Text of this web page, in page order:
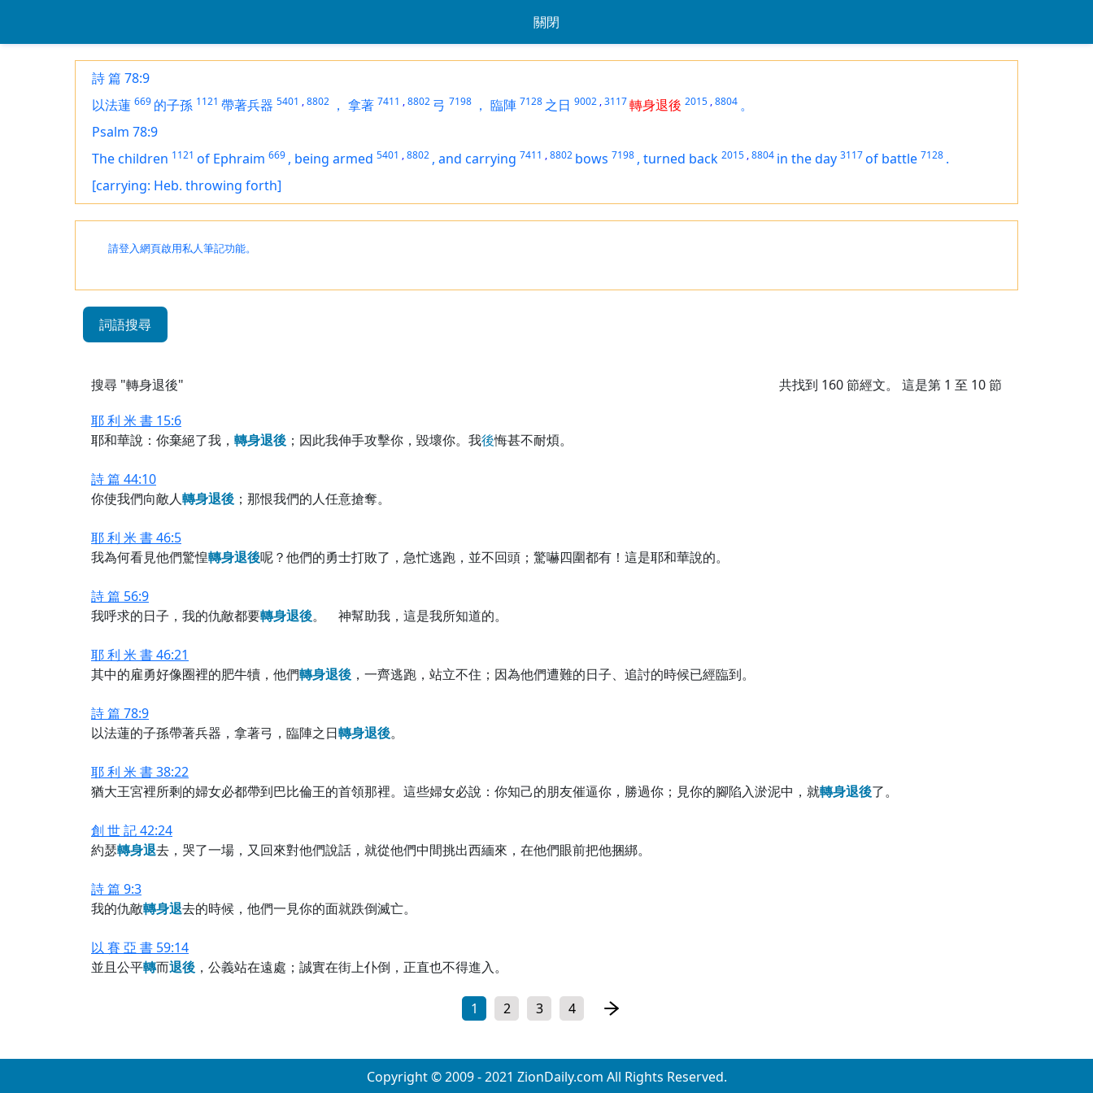
關閉
詩 篇 78:9
以法蓮 669 的子孫 1121 帶著兵器 5401 ,8802 ， 拿著 7411 ,8802 弓 7198 ， 臨陣 7128 之日 9002 ,3117轉身退後 2015 ,8804 。
Psalm 78:9
The children 1121 of Ephraim 669 , being armed 5401 ,8802 , and carrying 7411 ,8802 bows 7198 , turned back 2015 ,8804 in the day 3117of battle 7128 .
[carrying: Heb. throwing forth]
請登入網頁啟用私人筆記功能。
詞語搜尋
搜尋 "轉身退後" 共找到 160節經文。 這是第 1 至 10 節
耶 利 米 書 15:6
耶和華說：你棄絕了我， 轉身退後 ；因此我伸手攻擊你，毀壞你。我後悔甚不耐煩。
詩 篇 44:10
你使我們向敵人轉身退後 ；那恨我們的人任意搶奪。
耶 利 米 書 46:5
我為何看見他們驚惶轉身退後呢？他們的勇士打敗了，急忙逃跑，並不回頭；驚嚇四圍都有！這是耶和華說的。
詩 篇 56:9
我呼求的日子，我的仇敵都要轉身退後。 神幫助我，這是我所知道的。
耶 利 米 書 46:21
其中的雇勇好像圈裡的肥牛犢，他們轉身退後 ，一齊逃跑，站立不住；因為他們遭難的日子、追討的時候已經臨到。
詩 篇 78:9
以法蓮的子孫帶著兵器，拿著弓，臨陣之日轉身退後。
耶 利 米 書 38:22
猶大王宮裡所剩的婦女必都帶到巴比倫王的首領那裡。這些婦女必說：你知己的朋友催逼你，勝過你；見你的腳陷入淤泥中，就轉身退後了。
創 世 記 42:24
約瑟轉身退去，哭了一場，又回來對他們說話，就從他們中間挑出西緬來，在他們眼前把他捆綁。
詩 篇 9:3
我的仇敵轉身退去的時候，他們一見你的面就跌倒滅亡。
以 賽 亞 書 59:14
並且公平轉而退後 ，公義站在遠處；誠實在街上仆倒，正直也不得進入。
1 2 3 4
Copyright © 2009 - 2021 ZionDaily.com All Rights Reserved.